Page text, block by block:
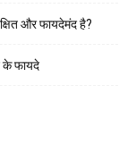
और फायदेमंद है?
के फायदे